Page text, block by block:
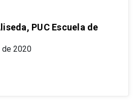
PUC Escuela de
de 2020